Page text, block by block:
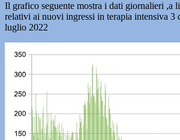
Il grafico seguente mostra i dati giornalieri ,a
relativi ai nuovi ingressi in terapia intensiva 3
luglio 2022